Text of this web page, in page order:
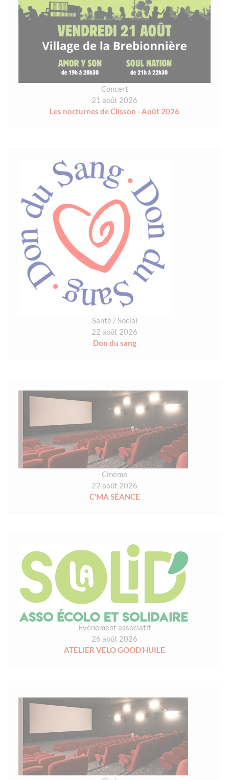
Concert
21 août 2026
Les nocturnes de Clisson - Août 2026
Santé / Social
22 août 2026
Don du sang
Cinéma
22 août 2026
C’MA SÉANCE
Événement associatif
26 août 2026
ATELIER VELO GOOD’HUILE